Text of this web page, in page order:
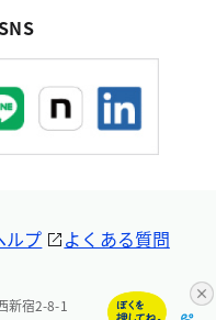
ルプ
よくある質問
新宿2-8-1